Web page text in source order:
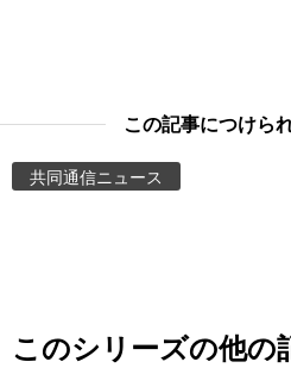
東京
この記事につけら
共同通信ニュース
このシリーズの他の